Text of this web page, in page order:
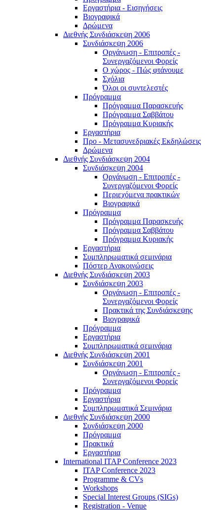
Εργαστήρια - Εισηγήσεις
Βιογραφικά
Δρώμενα
Διεθνής Συνδιάσκεψη 2006
Συνδιάσκεψη 2006
Οργάνωση - Επιτροπές -
Συνεργαζόμενοι Φορείς
Ο χώρος - Πώς φτάνουμε
Σχόλια
Όλοι οι συντελεστές
Πρόγραμμα
Πρόγραμμα Παρασκευής
Πρόγραμμα Σαββάτου
Πρόγραμμα Κυριακής
Εργαστήρια
Προ - Μετασυνεδριακές Εκδηλώσεις
Δρώμενα
Διεθνής Συνδιάσκεψη 2004
Συνδιάσκεψη 2004
Οργάνωση - Επιτροπές -
Συνεργαζόμενοι Φορείς
Περιεχόμενα πρακτικών
Βιογραφικά
Πρόγραμμα
Πρόγραμμα Παρασκευής
Πρόγραμμα Σαββάτου
Πρόγραμμα Κυριακής
Εργαστήρια
Συμπληρωματικά σεμινάρια
Πόστερ Ανακοινώσεις
Διεθνής Συνδιάσκεψη 2003
Συνδιάσκεψη 2003
Οργάνωση - Επιτροπές -
Συνεργαζόμενοι Φορείς
Πρακτικά της Συνδιάσκεψης
Βιογραφικά
Πρόγραμμα
Εργαστήρια
Συμπληρωματικά σεμινάρια
Διεθνής Συνδιάσκεψη 2001
Συνδιάσκεψη 2001
Οργάνωση - Επιτροπές -
Συνεργαζόμενοι Φορείς
Πρόγραμμα
Εργαστήρια
Συμπληρωματικά Σεμινάρια
Διεθνής Συνδιάσκεψη 2000
Συνδιάσκεψη 2000
Πρόγραμμα
Πρακτικά
Εργαστήρια
International ITAP Conference 2023
ITAP Conference 2023
Programme & CVs
Workshops
Special Interest Groups (SIGs)
Registration - Venue